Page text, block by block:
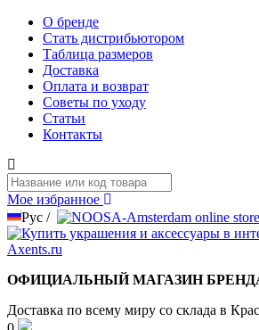
О бренде
Стать дистрибьютором
Таблица размеров
Доставка
Оплата и возврат
Советы по уходу
Статьи
Контакты
Мое избранное
Рус /
ОФИЦИАЛЬНЫЙ МАГАЗИН
Доставка по всему миру со склада в